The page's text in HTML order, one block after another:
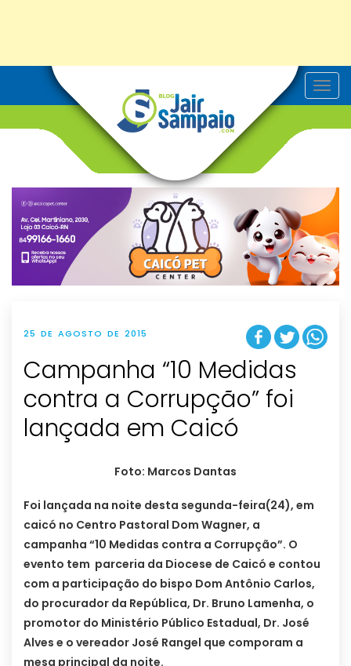
T
o
v
g
t
i
o
n
25 DE AGOSTO DE 2015
Campanha “10 Medidas
contra a Corrupção” foi
lançada em Caicó
Foto: Marcos Dantas
Foi lançada na noite desta segunda-feira(24), em
caicó no Centro Pastoral Dom Wagner, a
campanha “10 Medidas contra a Corrupção”. O
evento tem parceria da Diocese de Caicó e contou
com a participação do bispo Dom Antônio Carlos,
do procurador da República, Dr. Bruno Lamenha, o
promotor do Ministério Público Estadual, Dr. José
Alves e o vereador José Rangel que comporam a
mesa principal da noite.